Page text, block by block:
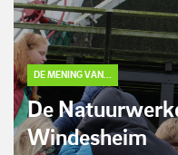
DE MENING VAN...
De
Windesheim